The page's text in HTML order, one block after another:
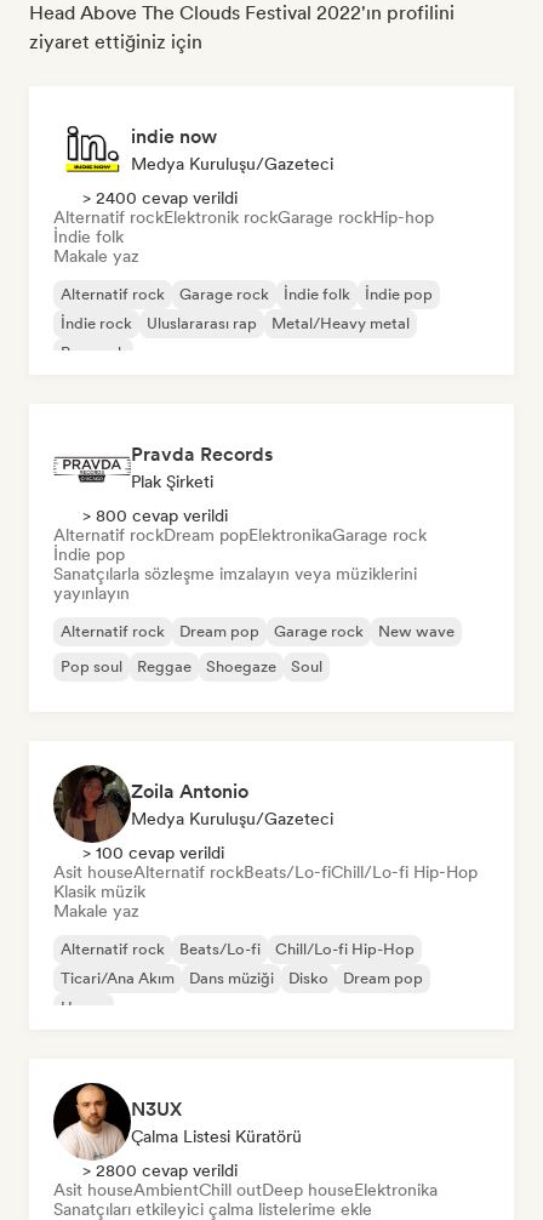
Head Above The Clouds Festival 2022'ın profilini
ziyaret ettiğiniz için
indie now
Medya Kuruluşu/Gazeteci
> 2400 cevap verildi
Alternatif rockElektronik rockGarage rockHip-hop
İndie folk
Makale yaz
Alternatif rock Garage rock İndie folk
İndie pop
İndie rock
Uluslararası rap
Metal/Heavy metal
Pop rock
Pravda Records
Plak Şirketi
> 800 cevap verildi
Alternatif rockDream popElektronikaGarage rock
İndie pop
Sanatçılarla sözleşme imzalayın veya müziklerini
yayınlayın
Alternatif rock Dream pop Garage rock
New wave
Pop soul
Reggae Shoegaze Soul
Zoila Antonio
Medya Kuruluşu/Gazeteci
> 100 cevap verildi
Asit houseAlternatif rockBeats/Lo-fiChill/Lo-fi Hip-Hop
Klasik müzik
Makale yaz
Alternatif rock Beats/Lo-fi
Chill/Lo-fi Hip-Hop
Ticari/Ana Akım
Dans müziği Disko
Dream pop
House
N3UX
Çalma Listesi Küratörü
> 2800 cevap verildi
Asit houseAmbientChill outDeep houseElektronika
Sanatçıları etkileyici çalma listelerime ekle